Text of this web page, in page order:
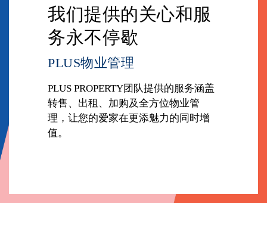
我们提供的关心和服
务永不停歇
PLUS物业管理
PLUS PROPERTY团队提供的服务涵盖
转售、出租、加购及全方位物业管
理，让您的爱家在更添魅力的同时增
值。